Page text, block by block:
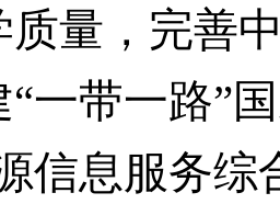
量，完善
一带一路”
信息服务